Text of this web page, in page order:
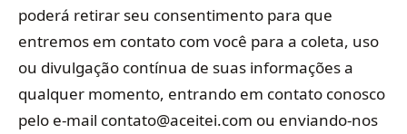
poderá retirar seu consentimento para que
entremos em contato com você para a coleta, uso
ou divulgação contínua de suas informações a
qualquer momento, entrando em contato conosco
pelo e-mail contato@aceitei.com ou enviando-nos